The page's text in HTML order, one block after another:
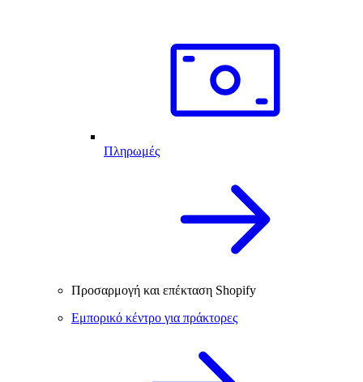
Πληρωμές
Προσαρμογή και επέκταση Shopify
Εμπορικό κέντρο για πράκτορες